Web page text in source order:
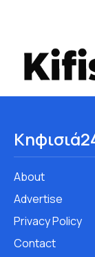
About
Advertise
Privacy Policy
Contact